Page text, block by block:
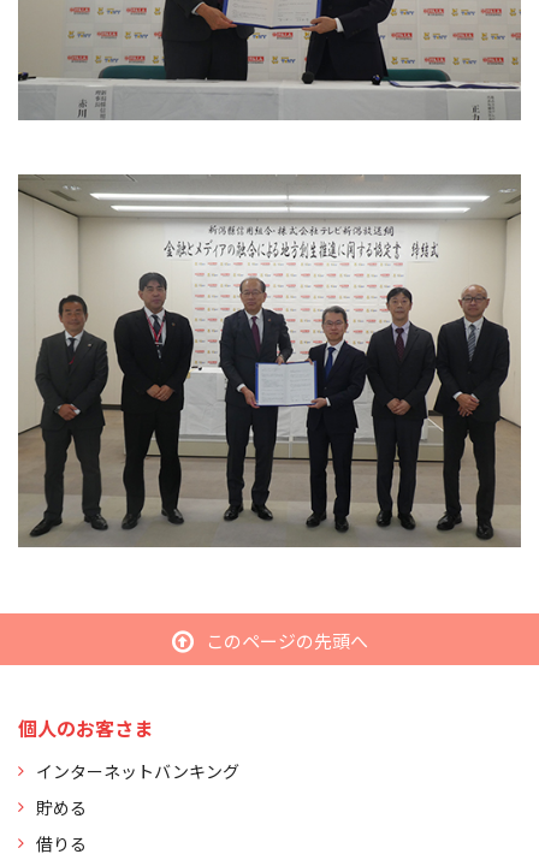
このページの先頭へ
個人のお客さま
インターネットバンキング
貯める
借りる